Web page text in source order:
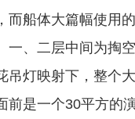
而船体大篇幅使用
一、二层中间为掏
吊灯映射下，整个
前是一个30平方的